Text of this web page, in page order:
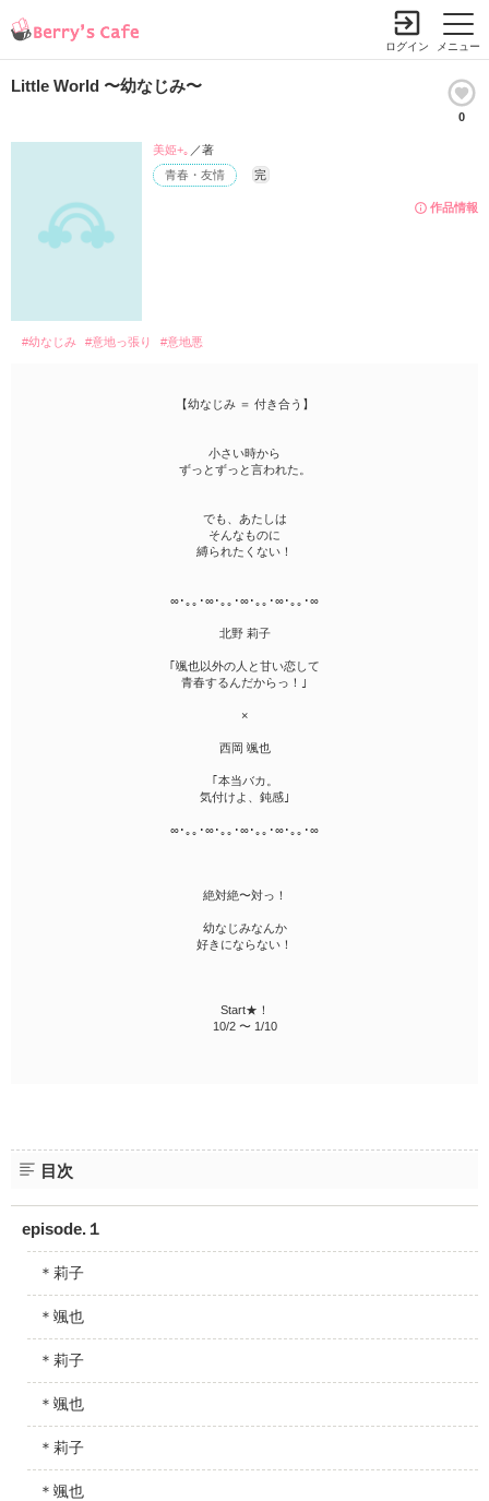
メニュー
ログイン
Little World 〜幼なじみ〜
0
作品情報
青春・友情 完
美姫+｡ ／著
#幼なじみ #意地っ張り #意地悪
【幼なじみ ＝ 付き合う】
小さい時から
ずっとずっと言われた。
でも、あたしは
そんなものに
縛られたくない！
∞･｡｡･∞･｡｡･∞･｡｡･∞･｡｡･∞
北野 莉子
｢颯也以外の人と甘い恋して
青春するんだからっ！｣
×
西岡 颯也
｢本当バカ。
気付けよ、鈍感｣
∞･｡｡･∞･｡｡･∞･｡｡･∞･｡｡･∞
絶対絶〜対っ！
幼なじみなんか
好きにならない！
Start★！
10/2 〜 1/10
目次
episode.１
＊莉子
＊颯也
＊莉子
＊颯也
＊莉子
＊颯也